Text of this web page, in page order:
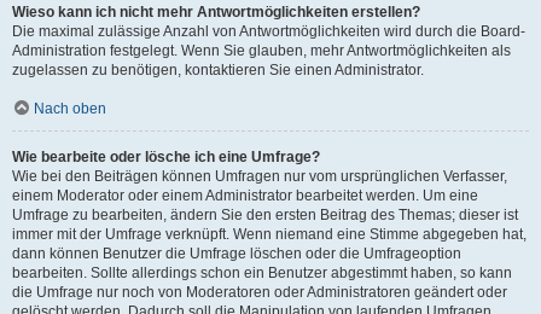
Wieso kann ich nicht mehr Antwortmöglichkeiten erstellen?
Die maximal zulässige Anzahl von Antwortmöglichkeiten wird durch die Board-
Administration festgelegt. Wenn Sie glauben, mehr Antwortmöglichkeiten als
zugelassen zu benötigen, kontaktieren Sie einen Administrator.
Nach oben
Wie bearbeite oder lösche ich eine Umfrage?
Wie bei den Beiträgen können Umfragen nur vom ursprünglichen Verfasser,
einem Moderator oder einem Administrator bearbeitet werden. Um eine
Umfrage zu bearbeiten, ändern Sie den ersten Beitrag des Themas; dieser ist
immer mit der Umfrage verknüpft. Wenn niemand eine Stimme abgegeben hat,
dann können Benutzer die Umfrage löschen oder die Umfrageoption
bearbeiten. Sollte allerdings schon ein Benutzer abgestimmt haben, so kann
die Umfrage nur noch von Moderatoren oder Administratoren geändert oder